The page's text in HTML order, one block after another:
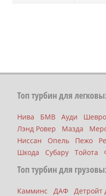
Топ турбин для
Нива БМВ Ауди
Лэнд Ровер
Мазда
Ниссан
Опель Пежо
Шкода
Субару Тойота
Топ турбин для
Камминс ДАФ Детройт